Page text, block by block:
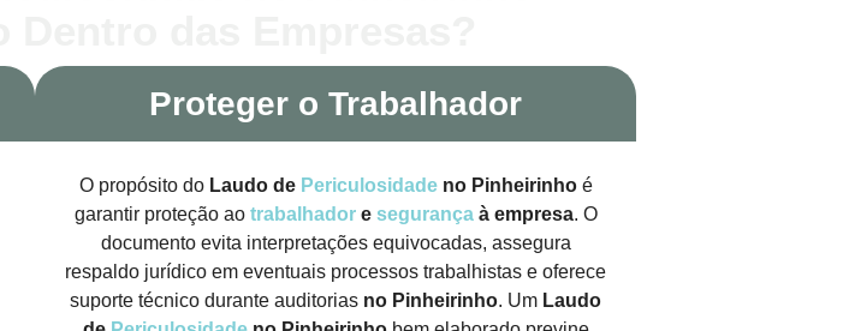
Proteger o Trabalhador
O propósito do Laudo de Periculosidadeno Pinheirinhoé
garantir proteção ao trabalhadore segurançaà empresa. O
documento evita interpretações equivocadas, assegura
respaldo jurídico em eventuais processos trabalhistas e oferece
suporte técnico durante auditorias no Pinheirinho. Um Laudo